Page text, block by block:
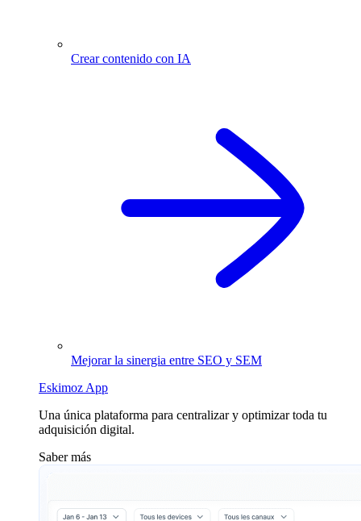
Crear contenido con IA
Mejorar la sinergia entre SEO y SEM
Eskimoz App
Una única plataforma para centralizar y optimizar toda tu
adquisición digital.
Saber más